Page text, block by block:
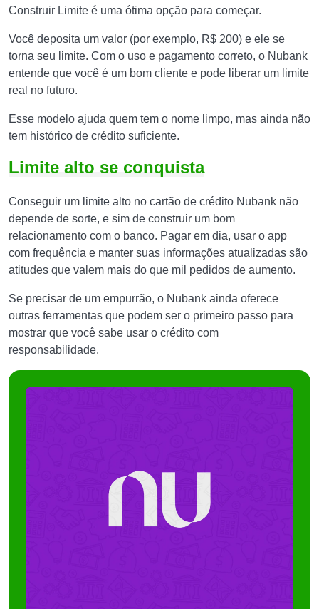
Construir Limite é uma ótima opção para começar.
Você deposita um valor (por exemplo, R$ 200) e ele se
torna seu limite. Com o uso e pagamento correto, o Nubank
entende que você é um bom cliente e pode liberar um limite
real no futuro.
Esse modelo ajuda quem tem o nome limpo, mas ainda não
tem histórico de crédito suficiente.
Limite alto se conquista
Conseguir um limite alto no cartão de crédito Nubank não
depende de sorte, e sim de construir um bom
relacionamento com o banco. Pagar em dia, usar o app
com frequência e manter suas informações atualizadas são
atitudes que valem mais do que mil pedidos de aumento.
Se precisar de um empurrão, o Nubank ainda oferece
outras ferramentas que podem ser o primeiro passo para
mostrar que você sabe usar o crédito com
responsabilidade.